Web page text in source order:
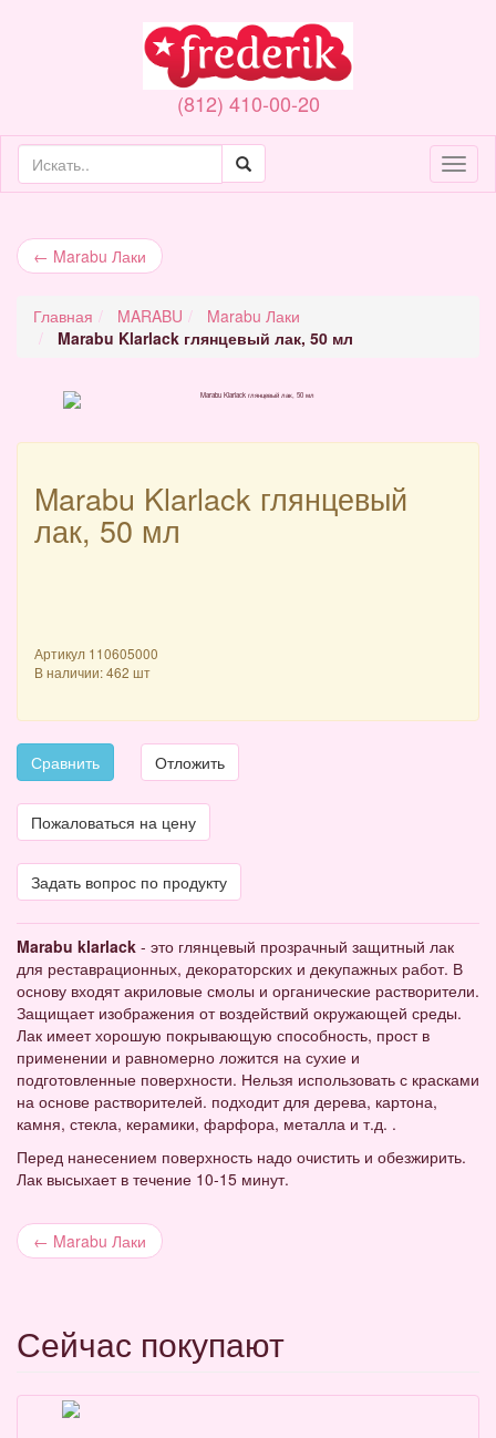
(812) 410-00-20
← Marabu Лаки
Главная MARABU
Marabu Лаки
Marabu Klarlack глянцевый лак, 50 мл
Marabu Klarlack глянцевый
лак, 50 мл
Артикул 110605000
В наличии: 462 шт
Сравнить Отложить
Пожаловаться на цену
Задать вопрос по продукту
Marabu klarlack - это глянцевый прозрачный защитный лак
для реставрационных, декораторских и декупажных работ. В
основу входят акриловые смолы и органические растворители.
Защищает изображения от воздействий окружающей среды.
Лак имеет хорошую покрывающую способность, прост в
применении и равномерно ложится на сухие и
подготовленные поверхности. Нельзя использовать с красками
на основе растворителей. подходит для дерева, картона,
камня, стекла, керамики, фарфора, металла и т.д. .
Перед нанесением поверхность надо очистить и обезжирить.
Лак высыхает в течение 10-15 минут.
← Marabu Лаки
Сейчас покупают